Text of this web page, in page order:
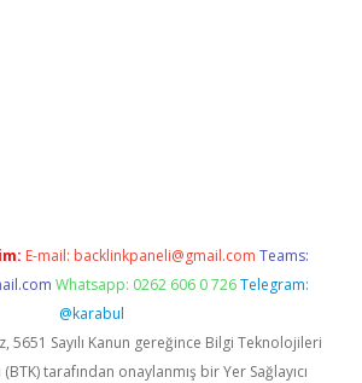
E-mail: backlinkpaneli@gmail.com Teams:
Whatsapp: 0262 606 0 726 Telegram:
@karabul
5651 Sayılı Kanun gereğince Bilgi Teknolojileri
tarafından onaylanmış bir Yer Sağlayıcı